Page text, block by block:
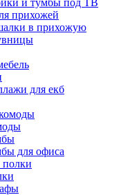
и тумбы под ТВ
прихожей
в прихожую
для екб
для офиса